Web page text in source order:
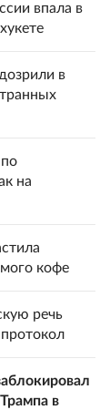
впала в
в
на
кофе
речь
в